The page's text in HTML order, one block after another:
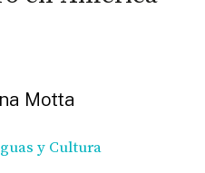
Motta
y Cultura